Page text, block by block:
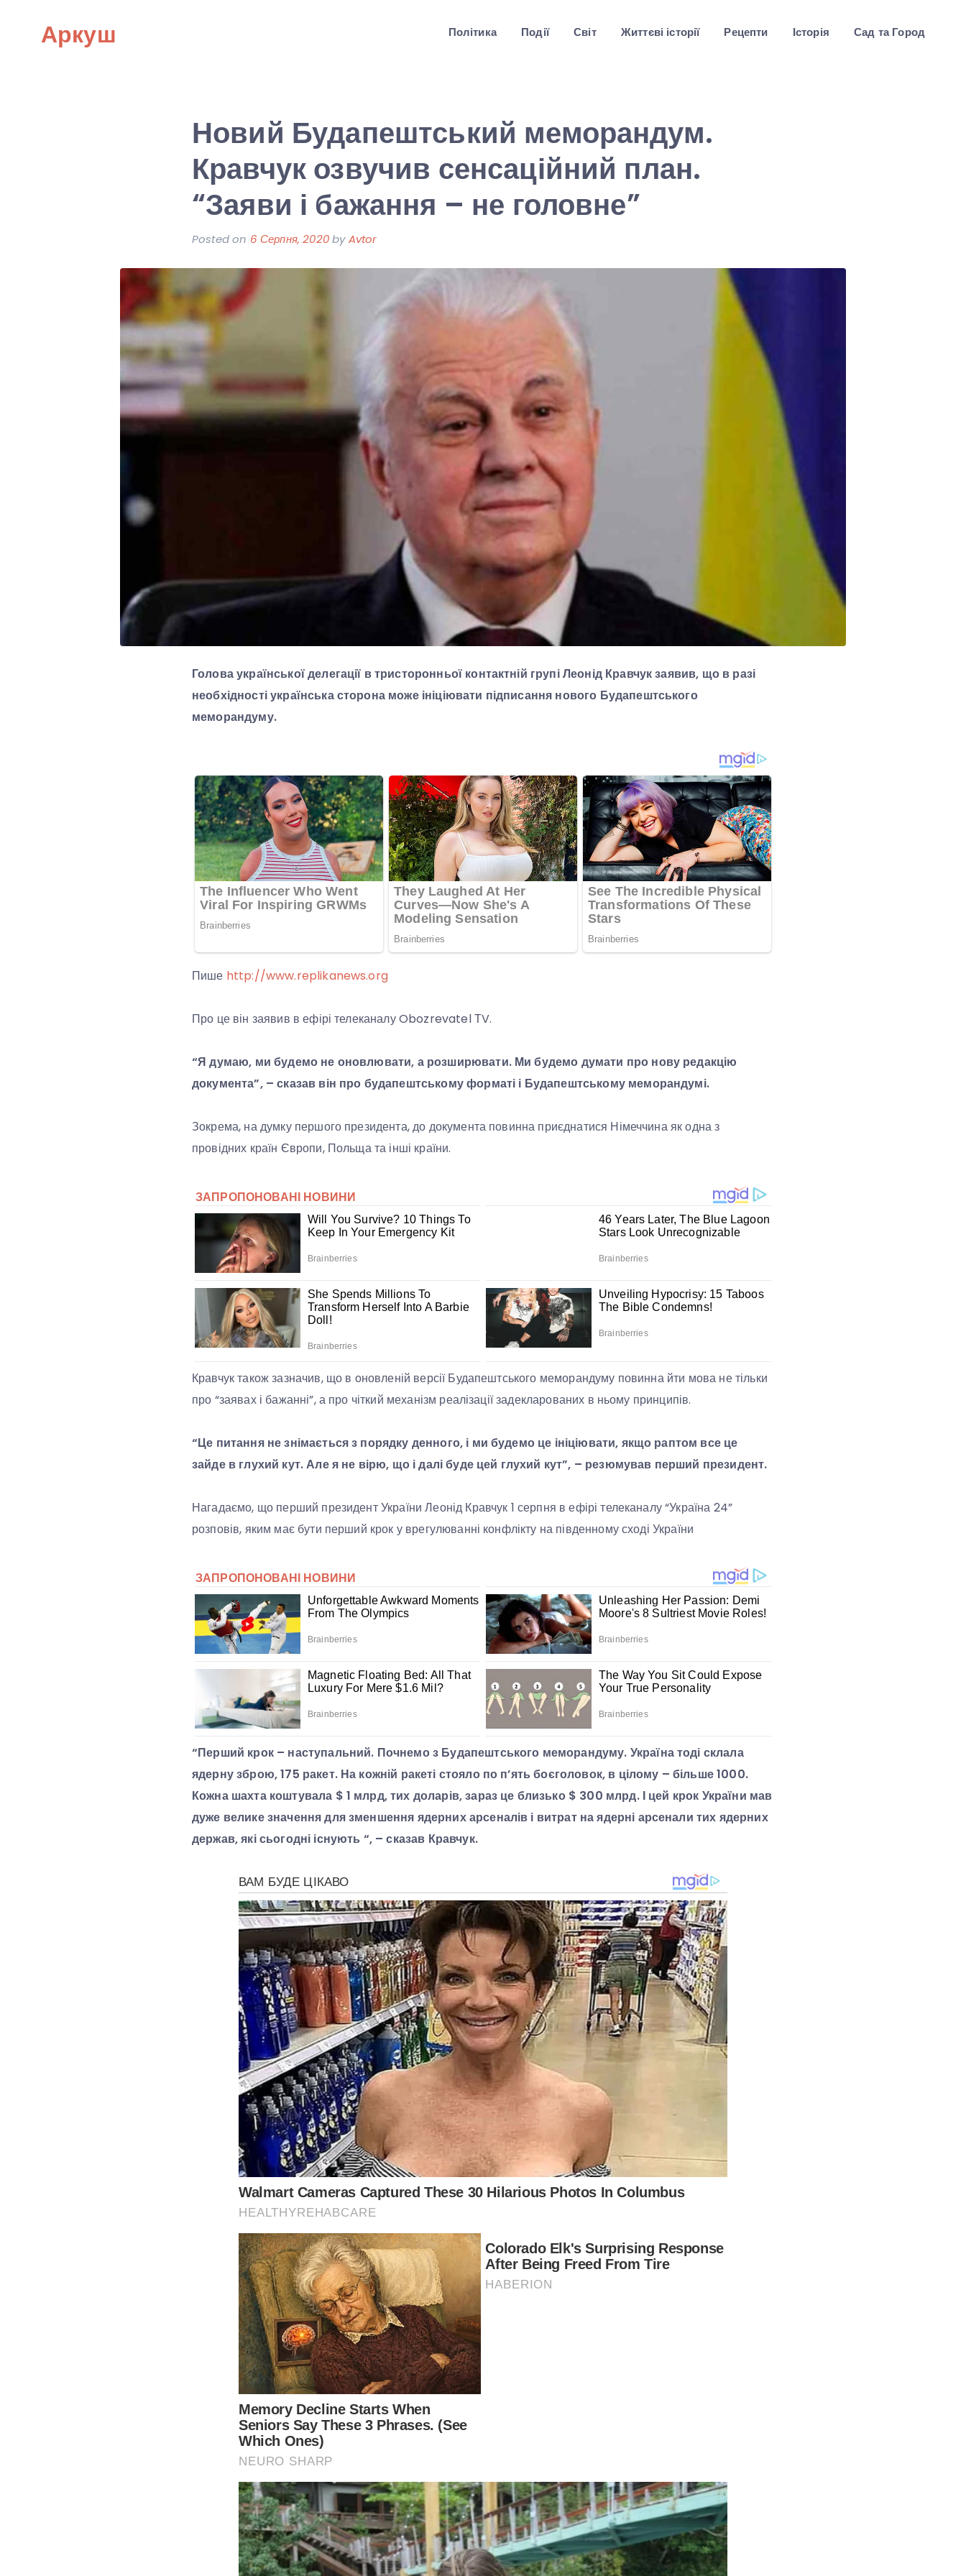
Аркуш Політика Події Світ Життєві історії Рецепти Історія Сад та Город
Новий Будапештський меморандум.
Кравчук озвучив сенсаційний план.
“Заяви і бажання – не головне”
Posted on 6 Серпня, 2020byAvtor
Голова української делегації в тристоронньої контактній групі Леонід Кравчук заявив, що в разі
необхідності українська сторона може ініціювати підписання нового Будапештського
меморандуму.
Пише http://www.replikanews.org
Про це він заявив в ефірі телеканалу Obozrevatel ТV.
“Я думаю, ми будемо не оновлювати, а розширювати. Ми будемо думати про нову редакцію
документа”, – сказав він про будапештському форматі і Будапештському меморандумі.
Зокрема, на думку першого президента, до документа повинна приєднатися Німеччина як одна з
провідних країн Європи, Польща та інші країни.
Кравчук також зазначив, що в оновленій версії Будапештського меморандуму повинна йти мова не тільки
про “заявах і бажанні”, а про чіткий механізм реалізації задекларованих в ньому принципів.
“Це питання не знімається з порядку денного, і ми будемо це ініціювати, якщо раптом все це
зайде в глухий кут. Але я не вірю, що і далі буде цей глухий кут”, – резюмував перший президент.
Нагадаємо, що перший президент України Леонід Кравчук 1 серпня в ефірі телеканалу “Україна 24”
розповів, яким має бути перший крок у врегулюванні конфлікту на південному сході України
“Перший крок – наступальний. Почнемо з Будапештського меморандуму. Україна тоді склала
ядерну зброю, 175 ракет. На кожній ракеті стояло по п’ять боєголовок, в цілому – більше 1000.
Кожна шахта коштувала $ 1 млрд, тих доларів, зараз це близько $ 300 млрд. І цей крок України мав
дуже велике значення для зменшення ядерних арсеналів і витрат на ядерні арсенали тих ядерних
держав, які сьогодні існують “, – сказав Кравчук.